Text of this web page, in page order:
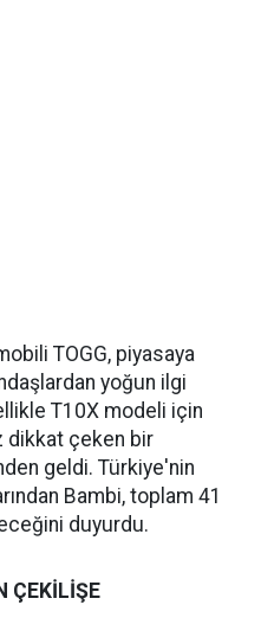
TOGG, piyasaya
yoğun ilgi
T10X modeli için
dikkat çeken bir
geldi. Türkiye'nin
Bambi, toplam 41
duyurdu.
ÇEKİLİŞE